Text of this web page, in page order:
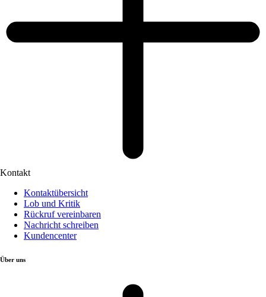
Kontakt
Kontaktübersicht
Lob und Kritik
Rückruf vereinbaren
Nachricht schreiben
Kundencenter
Über uns